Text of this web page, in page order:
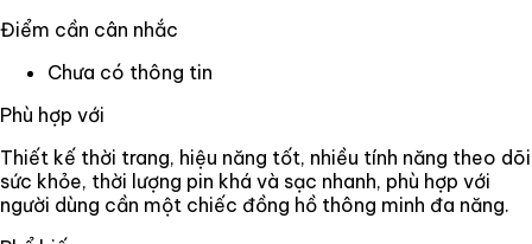
Điểm cần cân nhắc
Chưa có thông tin
Phù hợp với
Thiết kế thời trang, hiệu năng tốt, nhiều tính năng theo dõi
sức khỏe, thời lượng pin khá và sạc nhanh, phù hợp với
người dùng cần một chiếc đồng hồ thông minh đa năng.